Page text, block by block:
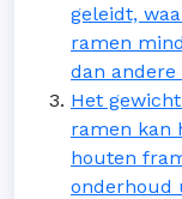
geleidt,
ramen
dan
Het
ramen kan
houten
onderhoud